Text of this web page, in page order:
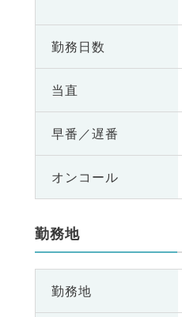
勤務日数
当直
早番／遅番
オンコール
勤務地
勤務地